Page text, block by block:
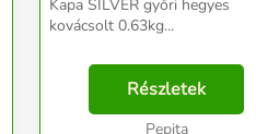
Kapa SILVER győri hegyes
kovácsolt 0.63kg...
Részletek
Pepita